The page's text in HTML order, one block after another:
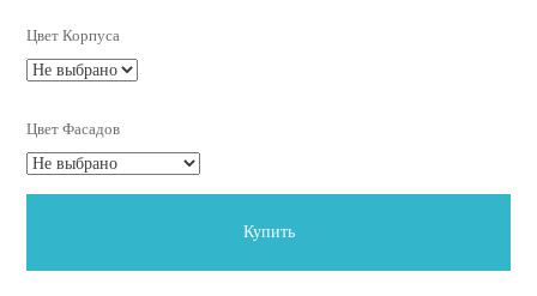
Цвет Корпуса
Цвет Фасадов
Купить